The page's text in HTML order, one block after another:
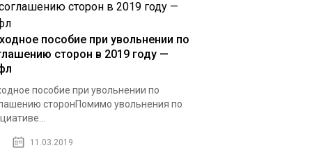
пособие при увольнении по
сторон в 2019 году —
пособие при увольнении по
сторонПомимо увольнения по
11.03.2019